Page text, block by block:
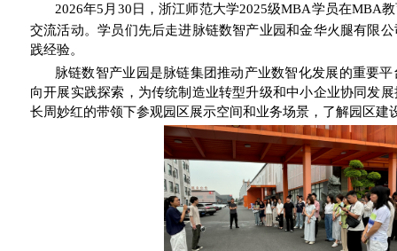
2026年5 月 30 日，浙江师范大学2025级MBA学员在MBA
交流活动。学员们先后走进脉链数智产业园和金华火腿有限
践经验。
脉链数智产业园是脉链集团推动产业数智化发展的重要
向开展实践探索，为传统制造业转型升级和中小企业协同发
长周妙红的带领下参观园区展示空间和业务场景，了解园区